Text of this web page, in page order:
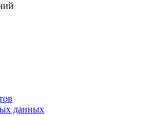
данных